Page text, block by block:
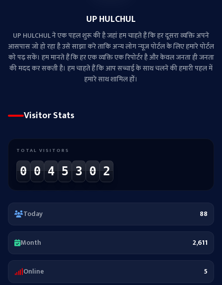
UP HULCHUL
UP HULCHUL ने एक पहल शुरू की है जहां हम चाहते हैं कि हर दूसरा व्‍यक्ति अपने
आसपास जो हो रहा है उसे साझा करे ताकि अन्‍य लोग न्‍यूज पोर्टल के लिए हमारे पोर्टल
को पढ़ सकें। हम मानते हैं कि हर एक व्यक्ति एक रिपोर्टर है और केवल जनता ही जनता
की मदद कर सकती है। हम चाहते हैं कि आप सच्चाई के साथ चलने की हमारी पहल में
हमारे साथ शामिल हों।
Visitor Stats
TOTAL VISITORS
0 0 4 5 3 0 2
Today 88
Month 2,611
Online 5